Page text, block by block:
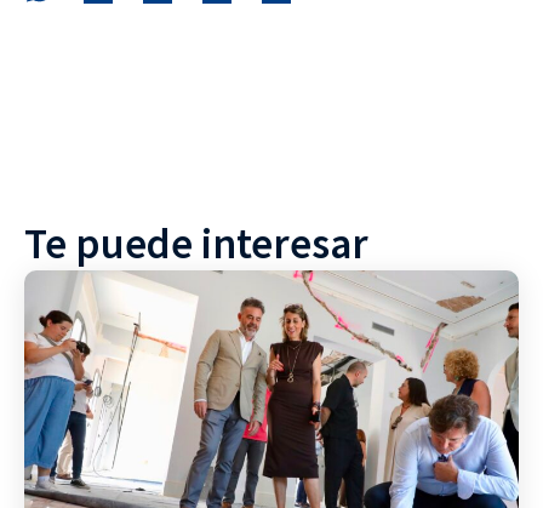
Te puede interesar